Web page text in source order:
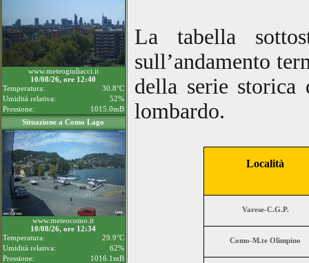
www.meteogiuliacci.it
10/08/26, ore 12:40
Temperatura:
30.8°C
Umidità relativa:
52%
Pressione:
1015.0mB
Situazione a Como Lago
www.meteocomo.it
10/08/26, ore 12:34
Temperatura:
29.9°C
Umidità relativa:
62%
Pressione:
1016.1mB
La tabella
sull’andamento
della serie
lombardo.
Località
Varese-C.G.P.
Como-M.te Olimpino